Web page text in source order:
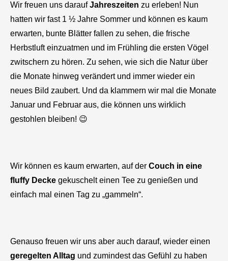
Wir freuen uns daraufJahreszeiten zu erleben! Nun
hatten wir fast 1 ½ Jahre Sommer und können es kaum
erwarten, bunte Blätter fallen zu sehen, die frische
Herbstluft einzuatmen und im Frühling die ersten Vögel
zwitschern zu hören. Zu sehen, wie sich die Natur über
die Monate hinweg verändert und immer wieder ein
neues Bild zaubert. Und da klammern wir mal die Monate
Januar und Februar aus, die können uns wirklich
gestohlen bleiben! 😉
Wir können es kaum erwarten, auf der Couch in eine
fluffy Decke gekuschelt einen Tee zu genießen und
einfach mal einen Tag zu „gammeln“.
Genauso freuen wir uns aber auch darauf, wieder einen
geregelten Alltag und zumindest das Gefühl zu haben